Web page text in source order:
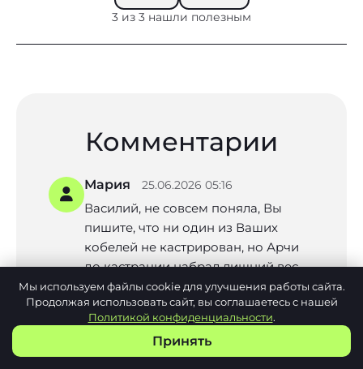
3 из 3 нашли полезным
Комментарии
Мария 25.06.2026 05:16
Василий, не совсем поняла, Вы
пишите, что ни один из Ваших
кобелей не кастрирован, но Арчи
до кастрации набрал лишний вес,
т.е. его всё-таки кастрировали? Для
меня очень актуален вопрос
кастрации, карликовый пудель,
кобель, скоро будет 2 года,вет.врач
Мы используем файлы cookie для улучшения работы сайта.
Продолжая использовать сайт, вы соглашаетесь с нашей
Политикой конфиденциальности.
Принять